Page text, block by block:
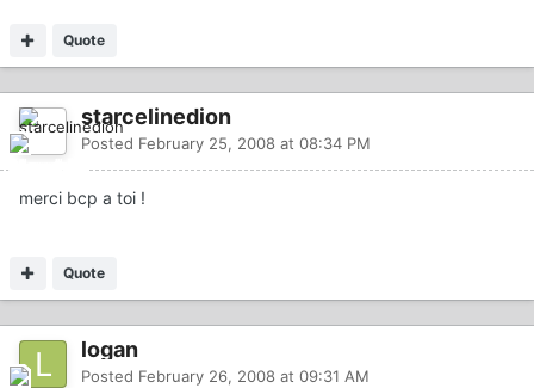
Quote
starcelinedion
Posted February 25, 2008 at 08:34 PM
merci bcp a toi !
Quote
logan
Posted February 26, 2008 at 09:31 AM